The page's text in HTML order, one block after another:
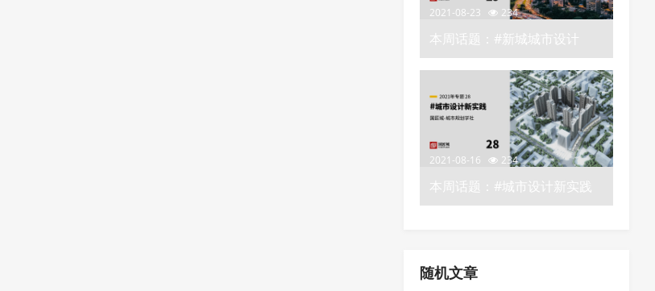
2021-08-23 234
本周话题：#新城城市设计
——城市规划学社知识星球
2021-08-16 234
本周话题：#城市设计新实践
——城市规划学社知识星球
随机文章